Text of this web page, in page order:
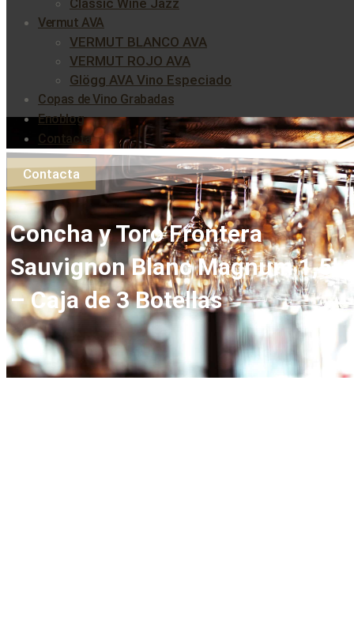
Classic Wine Jazz
Vermut AVA
VERMUT BLANCO AVA
VERMUT ROJO AVA
Glögg AVA Vino Especiado
Copas de Vino Grabadas
Enoblog
Contacta
Contacta
Concha y Toro Frontera
Sauvignon Blanc Magnum 1,5L
– Caja de 3 Botellas